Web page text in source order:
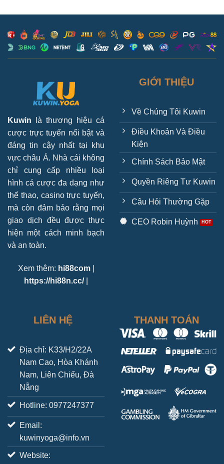
Kuwin là thương hiệu cá
cược trực tuyến nổi bật và
đáng tin cậy nhất tại khu
vực châu Á. Nhà cái không
chỉ cung cấp nhiều loại
hình cá cược đa dạng như
thể thao, casino trực tuyến,
mà còn đảm bảo rằng mọi
giao dịch đều được thực
hiện một cách minh bạch
và an toàn.
Xem thêm: hi88com|
https://hi88n.cc/|
GIỚI THIỆU
Về Chúng Tôi Kuwin
Điều Khoản Và Điều
Kiện
Chính Sách Bảo Mật
Quyền Riêng Tư Kuwin
Câu Hỏi Thường Gặp
CEO Robin Huỳnh
LIÊN HỆ
Địa chỉ: K33/H2/22A
Nam Cao, Hòa Khánh
Nam, Liên Chiểu, Đà
Nẵng
Hotline: 0977247377
Email:
kuwinyoga@info.vn
Website:
THANH TOÁN